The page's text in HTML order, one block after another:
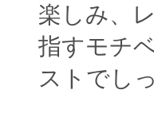
楽しみ、
指すモチ
ストでし